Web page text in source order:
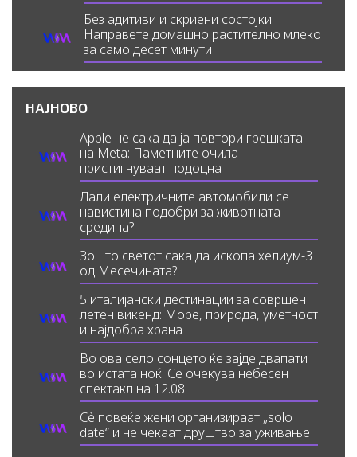
Без адитиви и скриени состојки:
Направете домашно растително млеко
за само десет минути
НАЈНОВО
Apple не сака да ја повтори грешката
на Meta: Паметните очила
пристигнуваат подоцна
Дали електричните автомобили се
навистина подобри за животната
средина?
Зошто светот сака да ископа хелиум-3
од Месечината?
5 италијански дестинации за совршен
летен викенд: Море, природа, уметност
и најдобра храна
Во ова село сонцето ќе зајде двапати
во истата ноќ: Се очекува небесен
спектакл на 12.08
Сè повеќе жени организираат „solo
date“ и не чекаат друштво за уживање